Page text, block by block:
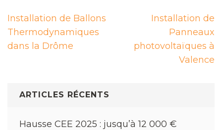
Navigation
de
l’article
Installation de Ballons
Thermodynamiques
dans la Drôme
Installation de
Panneaux
photovoltaïques à
Valence
ARTICLES RÉCENTS
Hausse CEE 2025 : jusqu’à 12 000 €